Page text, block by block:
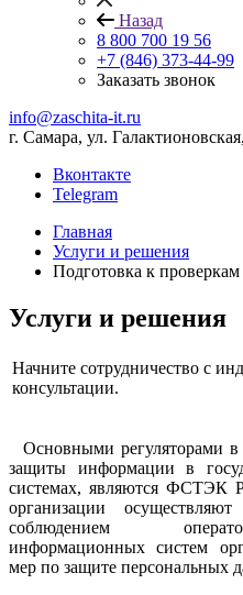
Назад
8 800 700 19 56
+7 (846) 373-44-99
Заказать звонок
info@zaschita-it.ru
г. Самара, ул.
Вконтакте
Telegram
Главная
Услуги и решения
Подготовка к
Услуги и решения
Начните сотрудничество с
консультации.
Основными регуляторами в
защиты информации в
системах, являются ФСТЭК
организации
соблюдением
информационных систем
мер по защите персональных